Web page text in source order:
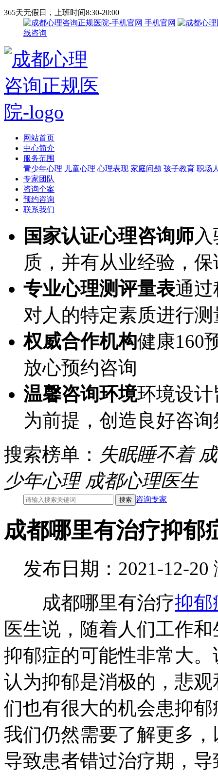
365天无假日，上班时间8:30-20:00
手机官网
线咨询
网站首页
中心简介
服务范围
青少年心理 儿童心理 心理表现 家庭问题 孩子教育 职场
专家团队
咨询个案
预约咨询
联系我们
国家认证心理咨询师
质，并有从业经验，
专业心理测评量表通
对人的特定素质进行
权威合作机构健康160
放心预约咨询
温馨咨询环境环境设
为前提，创造良好咨
搜索榜单： 失眠睡不着
少年心理 成都心理医生
咨询专家
成都哪里有治疗抑郁
发布日期：2021-12-20
成都哪里有治疗抑郁
医生说，随着人们工作
抑郁症的可能性非常大
认为抑郁是消极的，悲
们也有很大的机会患抑
我们仍然需要了解更多
导致患者错过治疗期，